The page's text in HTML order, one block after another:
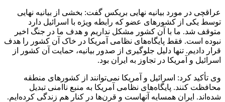
عراقچی در مورد بیانیه نهایی بریکس گفت: بخشی از بیانیه نهایی
توسط یکی از کشورهای عضو که رابطه ویژه با اسرائیل دارد
متوقف شد. ما با آن کشور مشکل نداریم و هدف ما در جنگ اخیر
نبوده است. فقط پایگاه‌های نظامی آمریکا در خاک آن کشور را هدف
قرار دادیم. تنها دلیل جلوگیری از صدور بیانیه، حمایت آن کشور از
اسرائیل و آمریکا در تجاوز به ایران بود.
وی تأکید کرد: اسرائیل و آمریکا نمی‌توانند از کشورهای منطقه
محافظت کنند. پایگاه‌های نظامی آمریکا به منبع ناامنی تبدیل
شده‌اند. ایران همسایه آنهاست و قرن‌ها در کنار هم زندگی کرده‌ایم.